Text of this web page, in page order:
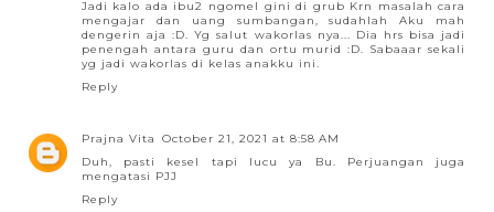
Jadi kalo ada ibu2 ngomel gini di grub Krn masalah cara
mengajar dan uang sumbangan, sudahlah Aku mah
dengerin aja :D. Yg salut wakorlas nya... Dia hrs bisa jadi
penengah antara guru dan ortu murid :D. Sabaaar sekali
yg jadi wakorlas di kelas anakku ini.
Reply
Prajna Vita
October 21, 2021 at 8:58 AM
Duh, pasti kesel tapi lucu ya Bu. Perjuangan juga
mengatasi PJJ
Reply